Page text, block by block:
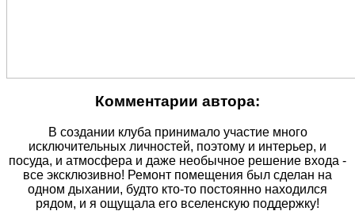
Комментарии автора:
В создании клуба принимало участие много
исключительных личностей, поэтому и интерьер, и
посуда, и атмосфера и даже необычное решение входа -
все эксклюзивно! Ремонт помещения был сделан на
одном дыхании, будто кто-то постоянно находился
рядом, и я ощущала его вселенскую поддержку!